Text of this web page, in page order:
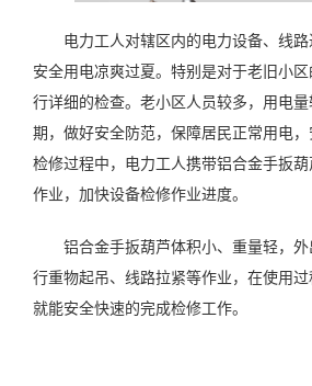
电力工人对辖区内的电力设备、线
安全用电凉爽过夏。特别是对于老旧小
行详细的检查。老小区人员较多，用电
期，做好安全防范，保障居民正常用电
检修过程中，电力工人携带铝合金手扳
作业，加快设备检修作业进度。
铝合金手扳葫芦体积小、重量轻，
行重物起吊、线路拉紧等作业，在使用过
就能安全快速的完成检修工作。